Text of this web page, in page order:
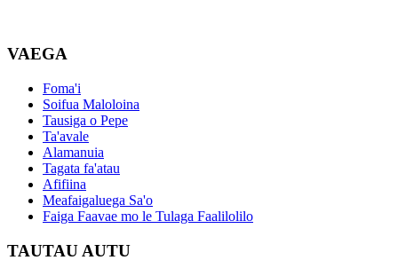
VAEGA
Foma'i
Soifua Maloloina
Tausiga o Pepe
Ta'avale
Alamanuia
Tagata fa'atau
Afifiina
Meafaigaluega Sa'o
Faiga Faavae mo le Tulaga Faalilolilo
TAUTAU AUTU